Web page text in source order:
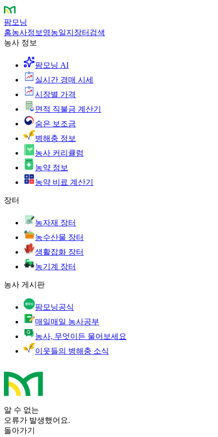
팜모닝
홈농사정보 영농일지 장터 검색
농사 정보
팜모닝 AI
실시간 경매 시세
시장별 가격
면적 직불금 계산기
숨은 보조금
병해충 정보
농사 커리큘럼
농약 정보
농약 비료 계산기
장터
농자재 장터
농수산물 장터
생활잡화 장터
농기계 장터
농사 게시판
팜모닝공식
매일매일 농사공부
농사, 무엇이든 물어보세요
이웃들의 병해충 소식
알 수 없는
오류가 발생했어요.
돌아가기